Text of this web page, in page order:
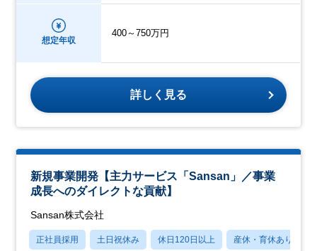
想定年収
400～750万円
詳しく見る
新規事業開発【主力サービス「Sansan」／事業
成長へのダイレクトな貢献】
Sansan株式会社
正社員採用 土日祝休み 休日120日以上 産休・育休あり